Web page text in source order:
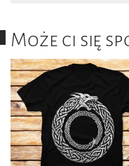
Może ci się